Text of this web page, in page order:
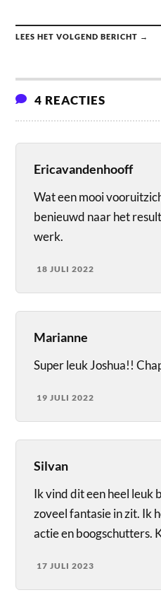
LEES HET VOLGEND BERICHT →
4 REACTIES
Ericavandenhooff
Wat een mooi
benieuwd naar het
werk.
18 JULI 2022
Marianne
Super leuk Joshua!!
19 JULI 2022
Silvan
Ik vind dit een heel leuk
zoveel fantasie in zit. Ik
actie en boogschutters.
17 JULI 2023